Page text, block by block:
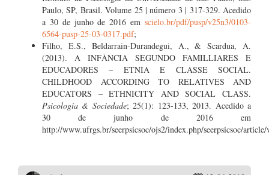
Paulo, SP, Brasil. Volume 25 | número 3 | 317-329. Acedido
a 30 de junho de 2016 em scielo.br/pdf/pusp/v25n3/0103-
6564-pusp-25-03-0317.pdf;
Filho, E.S., Beldarrain-Durandegui, A., & Scardua, A.
(2013). A INFÂNCIA SEGUNDO FAMILLIARES E
EDUCADORES – ETNIA E CLASSE SOCIAL.
CHILDHOOD ACCORDING TO RELATIVES AND
EDUCATORS – ETHNICITY AND SOCIAL CLASS.
Psicologia & Sociedade; 25(1): 123-133, 2013. Acedido a
30 de junho de 2016 em
http://www.ufrgs.br/seerpsicsoc/ojs2/index.php/seerpsicsoc/